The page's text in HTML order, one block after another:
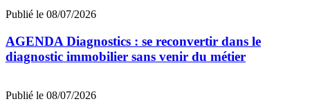
Publié le 08/07/2026
AGENDA Diagnostics : se reconvertir dans le
diagnostic immobilier sans venir du métier
Publié le 08/07/2026